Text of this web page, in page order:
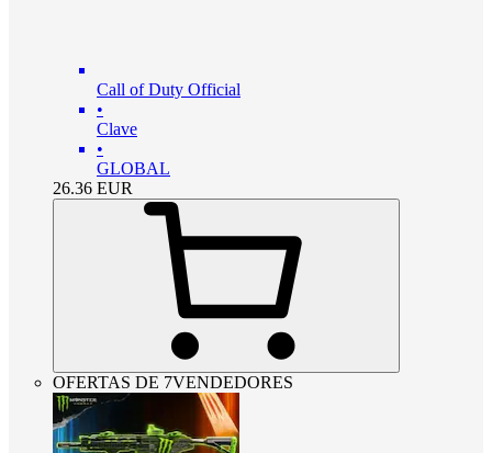
Call of Duty Official
•
Clave
•
GLOBAL
26.36 EUR
OFERTAS DE 7VENDEDORES